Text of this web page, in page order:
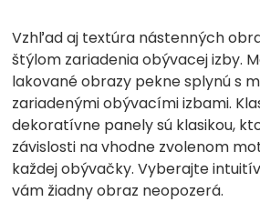
Vzhľad aj textúra nástenných
štýlom zariadenia obývacej izby.
lakované obrazy pekne splynú s
zariadenými obývacími izbami.
dekoratívne panely sú klasikou,
závislosti na vhodne zvolenom
každej obývačky. Vyberajte
vám žiadny obraz neopozerá.